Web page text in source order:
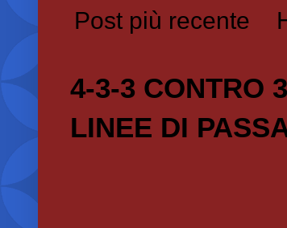
Post più recente
4-3-3 CONTRO
LINEE DI